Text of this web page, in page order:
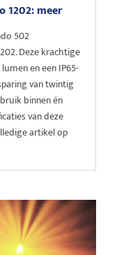
1202: meer
502
Deze krachtige
en een IP65-
van twintig
binnen én
van deze
artikel op